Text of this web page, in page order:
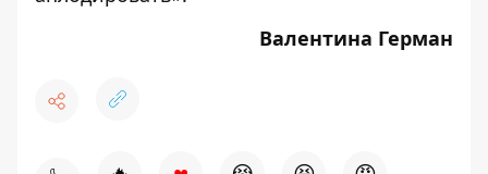
Валентина Герман